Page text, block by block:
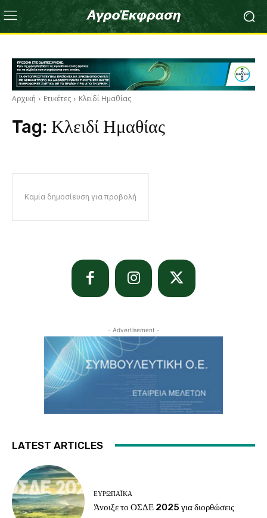
Αρχική Ετικέτες Κλειδί Ημαθίας
Tag: Κλειδί Ημαθίας
Καμία δημοσίευση για προβολή
- Advertisement -
LATEST ARTICLES
ΕΥΡΩΠΑΪΚΆ
Άνοιξε το ΟΣΔΕ 2025 για διορθώσεις